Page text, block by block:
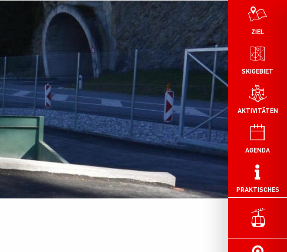
SKIGEBIET
AKTIVITÄTEN
AGENDA
PRAKTISCHES
ZIEL